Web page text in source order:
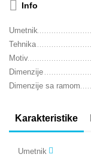
Info
Umetnik
Tehnika
Motiv
Dimenzije
Dimenzije sa ramom
Karakteristike
Umetnik